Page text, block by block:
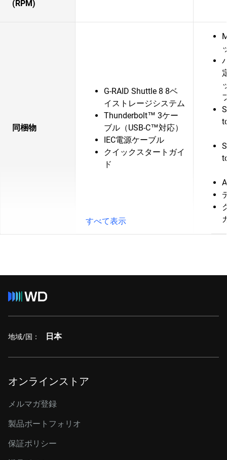
(RPM)
同梱物
G-RAID Shuttle 8 8ベ
イストレージシステム
Thunderbolt™ 3ケー
ブル（USB-C™対応）
IEC電源ケーブル
クイックスタートガイ
ド
すべて表示
地域/国： 日本
オンラインストア
メルマガ登録
製品ポートフォリオ
保証ポリシー